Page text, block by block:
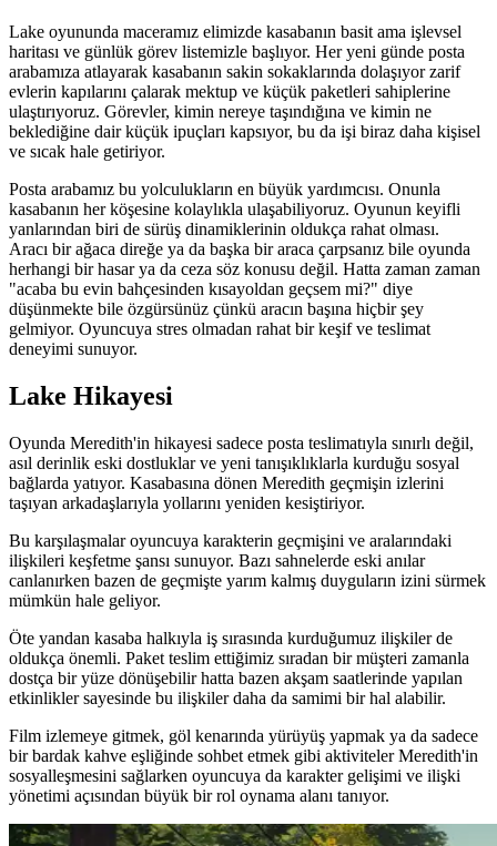
Lake oyununda maceramız elimizde kasabanın basit ama işlevsel
haritası ve günlük görev listemizle başlıyor. Her yeni günde posta
arabamıza atlayarak kasabanın sakin sokaklarında dolaşıyor zarif
evlerin kapılarını çalarak mektup ve küçük paketleri sahiplerine
ulaştırıyoruz. Görevler, kimin nereye taşındığına ve kimin ne
beklediğine dair küçük ipuçları kapsıyor, bu da işi biraz daha kişisel
ve sıcak hale getiriyor.
Posta arabamız bu yolculukların en büyük yardımcısı. Onunla
kasabanın her köşesine kolaylıkla ulaşabiliyoruz. Oyunun keyifli
yanlarından biri de sürüş dinamiklerinin oldukça rahat olması.
Aracı bir ağaca direğe ya da başka bir araca çarpsanız bile oyunda
herhangi bir hasar ya da ceza söz konusu değil. Hatta zaman zaman
"acaba bu evin bahçesinden kısayoldan geçsem mi?" diye
düşünmekte bile özgürsünüz çünkü aracın başına hiçbir şey
gelmiyor. Oyuncuya stres olmadan rahat bir keşif ve teslimat
deneyimi sunuyor.
Lake Hikayesi
Oyunda Meredith'in hikayesi sadece posta teslimatıyla sınırlı değil,
asıl derinlik eski dostluklar ve yeni tanışıklıklarla kurduğu sosyal
bağlarda yatıyor. Kasabasına dönen Meredith geçmişin izlerini
taşıyan arkadaşlarıyla yollarını yeniden kesiştiriyor.
Bu karşılaşmalar oyuncuya karakterin geçmişini ve aralarındaki
ilişkileri keşfetme şansı sunuyor. Bazı sahnelerde eski anılar
canlanırken bazen de geçmişte yarım kalmış duyguların izini sürmek
mümkün hale geliyor.
Öte yandan kasaba halkıyla iş sırasında kurduğumuz ilişkiler de
oldukça önemli. Paket teslim ettiğimiz sıradan bir müşteri zamanla
dostça bir yüze dönüşebilir hatta bazen akşam saatlerinde yapılan
etkinlikler sayesinde bu ilişkiler daha da samimi bir hal alabilir.
Film izlemeye gitmek, göl kenarında yürüyüş yapmak ya da sadece
bir bardak kahve eşliğinde sohbet etmek gibi aktiviteler Meredith'in
sosyalleşmesini sağlarken oyuncuya da karakter gelişimi ve ilişki
yönetimi açısından büyük bir rol oynama alanı tanıyor.